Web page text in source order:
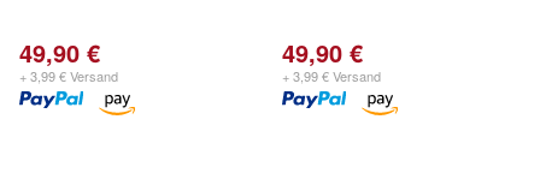
49,90 €
+ 3,99 € Versand
49,90 €
+ 3,99 € Versand